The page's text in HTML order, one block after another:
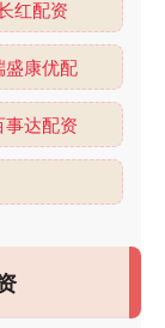
红配资
盛康优配
事达配资